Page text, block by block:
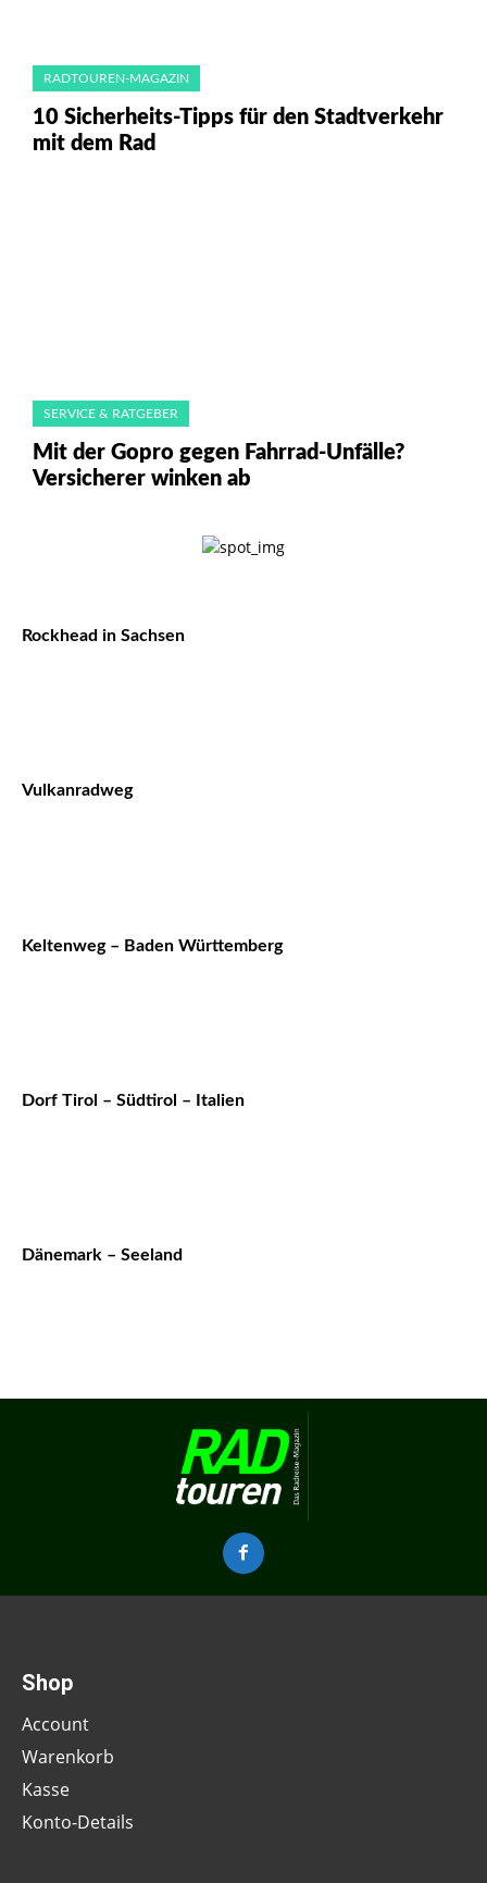
RADTOUREN-MAGAZIN
10 Sicherheits-Tipps für den Stadtverkehr
mit dem Rad
SERVICE & RATGEBER
Mit der Gopro gegen Fahrrad-Unfälle?
Versicherer winken ab
Rockhead in Sachsen
Vulkanradweg
Keltenweg – Baden Württemberg
Dorf Tirol – Südtirol – Italien
Dänemark – Seeland
Shop
Account
Warenkorb
Kasse
Konto-Details